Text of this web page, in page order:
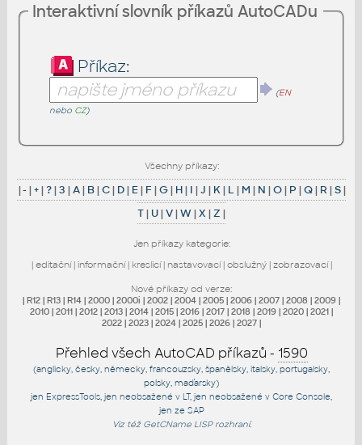
Interaktivní slovník příkazů AutoCADu
Příkaz:
(EN
nebo CZ)
Všechny příkazy:
|- |+|?|3 |A| B|C| D| E| F |G| H| I |J | K| L | M | N |O| P |Q| R |S|
T| U|V|W|X |Z |
Jen příkazy kategorie:
| editační| informační| kreslicí| nastavovací| obslužný| zobrazovací|
Nové příkazy od verze:
| R12 | R13 | R14 | 2000 | 2000i | 2002 | 2004 | 2005 | 2006 | 2007 | 2008 | 2009 |
2010 | 2011 | 2012 | 2013 | 2014 | 2015 | 2016 | 2017 | 2018 | 2019 | 2020 | 2021 |
2022 | 2023 | 2024 | 2025 | 2026 | 2027 |
Přehled všech AutoCAD příkazů - 1590
(anglicky, česky, německy, francouzsky, španělsky, italsky, portugalsky,
polsky, maďarsky)
jen ExpressTools , jen neobsažené v LT, jen neobsažené v Core Console
jen ze SAP
Viz též GetCNameLISP rozhraní.